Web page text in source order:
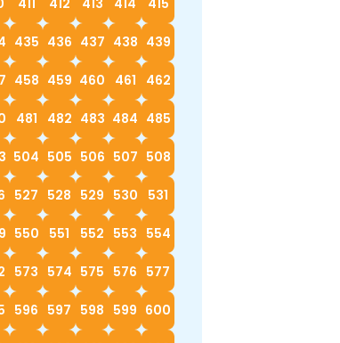
435 436 437 438 439
458 459 460 461 462
481 482 483 484 485
504 505 506 507 508
527 528 529 530 531
550 551 552 553 554
573 574 575 576 577
596 597 598 599 600